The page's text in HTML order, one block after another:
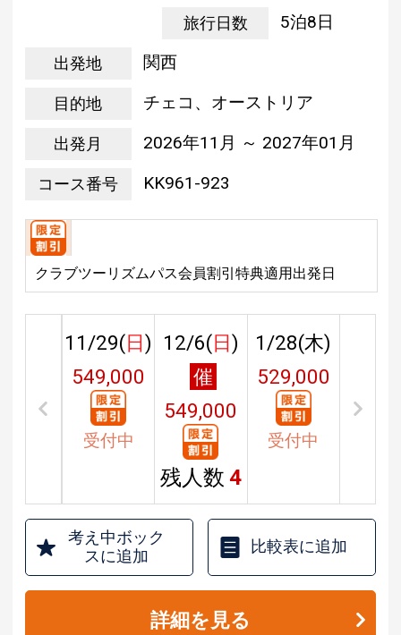
旅行日数 5泊8日
出発地 関西
目的地 チェコ、オーストリア
出発月 2026年11月 ～ 2027年01月
コース番号 KK961-923
クラブツーリズムパス会員割引特典適用出発日
11/29(日)
549,000
円
受付中
12/6(日)
催
549,000
円
残人数 4
1/28(木)
529,000
円
受付中
考え中ボック
スに追加
比較表に追加
詳細を見る